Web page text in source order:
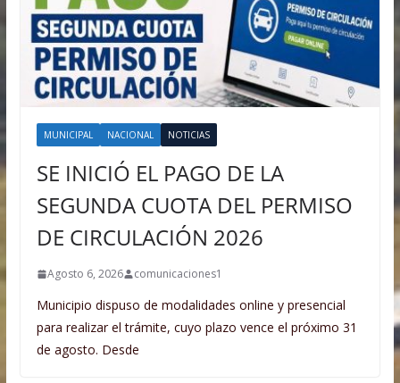
MUNICIPAL NACIONAL NOTICIAS
SE INICIÓ EL PAGO DE LA
SEGUNDA CUOTA DEL PERMISO
DE CIRCULACIÓN 2026
Agosto 6, 2026 comunicaciones1
Municipio dispuso de modalidades online y presencial
para realizar el trámite, cuyo plazo vence el próximo 31
de agosto. Desde